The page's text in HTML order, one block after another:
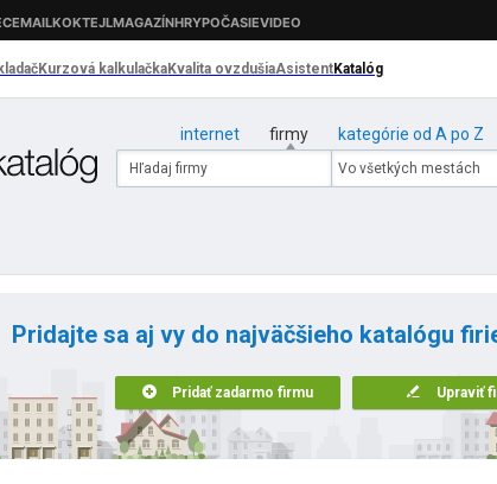
internet firmy kategórie od A po Z
Pridajte sa aj vy do najväčšieho katalógu
Pridať zadarmo firmu Upraviť